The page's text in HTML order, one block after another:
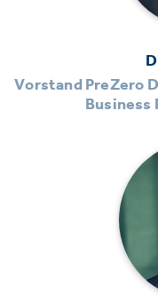
Vorstand PreZero
Business